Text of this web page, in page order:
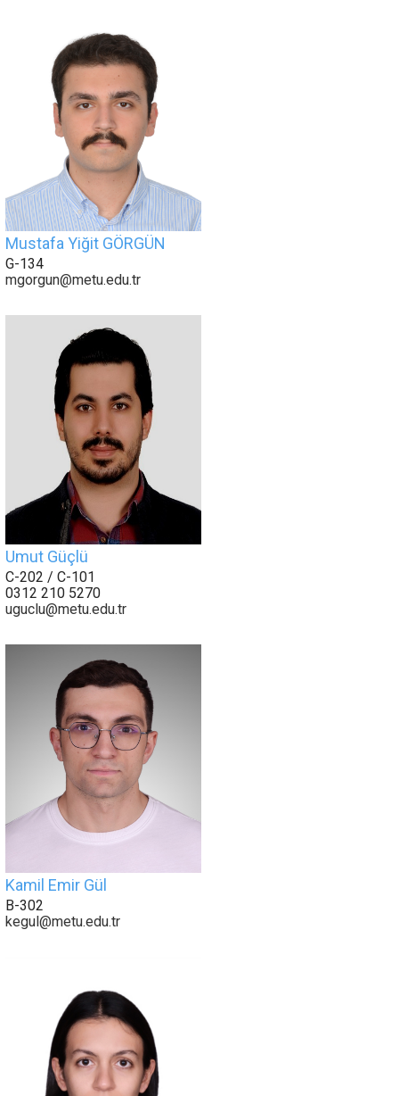
Mustafa Yiğit GÖRGÜN
G-134
mgorgun@metu.edu.tr
Umut Güçlü
C-202 / C-101
0312 210 5270
uguclu@metu.edu.tr
Kamil Emir Gül
B-302
kegul@metu.edu.tr